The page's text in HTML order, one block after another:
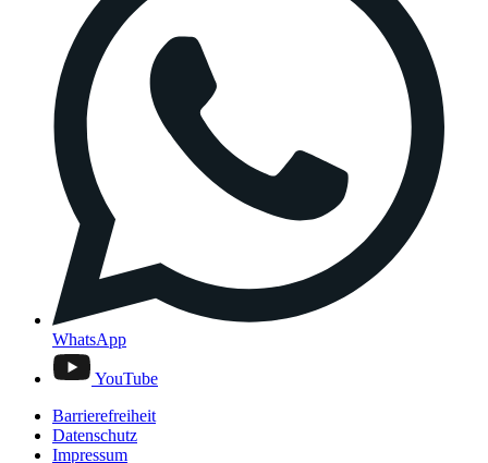
WhatsApp
YouTube
Barrierefreiheit
Datenschutz
Impressum